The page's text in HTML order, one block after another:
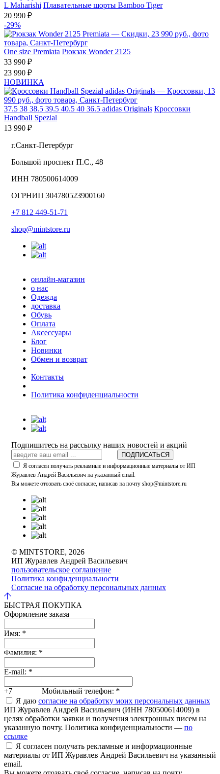
L Maharishi Плавательные шорты Bamboo Tiger
20 990 ₽
-29%
One size Premiata Рюкзак Wonder 2125
33 990 ₽
23 990 ₽
НОВИНКА
37.5 38 38.5 39.5 40.5 40 36.5 adidas Originals Кроссовки
Handball Spezial
13 990 ₽
г.Санкт-Петербург
Большой проспект П.С., 48
ИНН 780500614009
ОГРНИП 304780523900160
+7 812 449-51-71
shop@mintstore.ru
онлайн-магазин
о нас
Одежда
доставка
Обувь
Оплата
Аксессуары
Блог
Новинки
Обмен и возврат
Контакты
Политика конфиденциальности
Подпишитесь на рассылку наших новостей и акций
ПОДПИСАТЬСЯ
Я согласен получать рекламные и информационные материалы от ИП
Журавлев Андрей Васильевич на указанный email.
Вы можете отозвать своё согласие, написав на почту shop@mintstore.ru
© MINTSTORE, 2026
ИП Журавлев Андрей Васильевич
пользовательское соглашение
Политика конфиденциальности
Согласие на обработку персональных данных
БЫСТРАЯ ПОКУПКА
Оформление заказа
Имя: *
Фамилия: *
E-mail: *
+7 Мобильный телефон: *
Я даю согласие на обработку моих персональных данных
ИП Журавлев Андрей Васильевич (ИНН 780500614009) в
целях обработки заявки и получения электронных писем на
указанную почту. Политика конфиденциальности — по
ссылке
Я согласен получать рекламные и информационные
материалы от ИП Журавлев Андрей Васильевич на указанный
email.